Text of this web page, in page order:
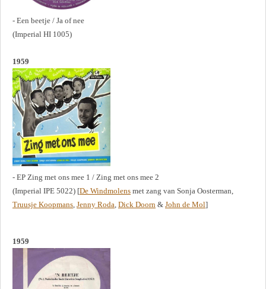
- Een beetje / Ja of nee
(Imperial HI 1005)
1959
- EP Zing met ons mee 1 / Zing met ons mee 2
(Imperial IPE 5022) [De Windmolens met zang van Sonja Oosterman,
Truusje Koopmans, Jenny Roda, Dick Doorn & John de Mol]
1959